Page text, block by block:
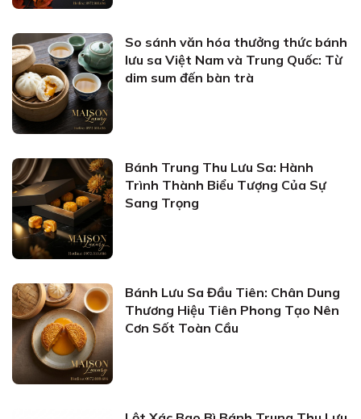
So sánh văn hóa thưởng thức bánh
lưu sa Việt Nam và Trung Quốc: Từ
dim sum đến bàn trà
Bánh Trung Thu Lưu Sa: Hành
Trình Thành Biểu Tượng Của Sự
Sang Trọng
Bánh Lưu Sa Đầu Tiên: Chân Dung
Thương Hiệu Tiên Phong Tạo Nên
Cơn Sốt Toàn Cầu